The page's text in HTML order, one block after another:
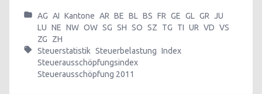
AG AI Kantone AR BE BL BS FR GE GL GR JU
LU NE NW OW SG SH SO SZ TG TI UR VD VS
ZG
ZH
Steuerstatistik Steuerbelastung Index
Steuerausschöpfungsindex
Steuerausschöpfung 2011